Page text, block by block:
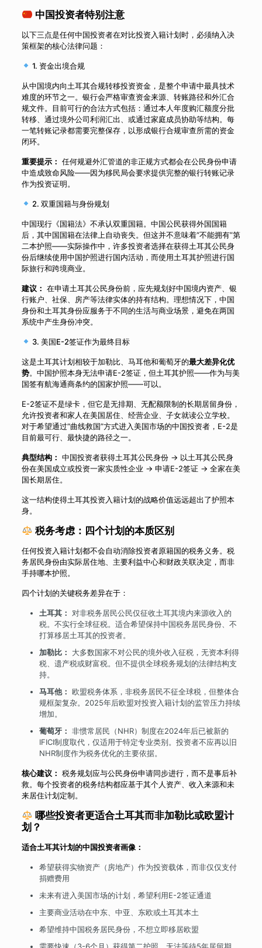
中国投资者特别注意
以下三点是任何中国投资者在对比投资入籍计划时，必须纳入决
策框架的核心法律问题：
1. 资金出境合规
从中国境内向土耳其合规转移投资资金，是整个申请中最具技术
难度的环节之一。银行会严格审查资金来源、转账路径和外汇合
规文件。目前可行的合法方式包括：通过本人年度购汇额度分批
转移、通过境外公司利润汇出、或通过家庭成员协助等结构。每
一笔转账记录都需要完整保存，以形成银行合规审查所需的资金
闭环。
重要提示： 任何规避外汇管道的非正规方式都会在公民身份申请
中造成致命风险——因为移民局会要求提供完整的银行转账记录
作为投资证明。
2. 双重国籍与身份规划
中国现行《国籍法》不承认双重国籍。中国公民获得外国国籍
后，其中国国籍在法律上自动丧失。但这并不意味着“不能拥有”第
二本护照——实际操作中，许多投资者选择在获得土耳其公民身
份后继续使用中国护照进行国内活动，而使用土耳其护照进行国
际旅行和跨境商业。
建议： 在申请土耳其公民身份前，应先规划好中国境内资产、银
行账户、社保、房产等法律实体的持有结构。理想情况下，中国
身份和土耳其身份应服务于不同的生活与商业场景，避免在两国
系统中产生身份冲突。
3. 美国E-2签证作为最终目标
这是土耳其计划相较于加勒比、马耳他和葡萄牙的最大差异化优
势。中国护照本身无法申请E-2签证，但土耳其护照——作为与美
国签有航海通商条约的国家护照——可以。
E-2签证不是绿卡，但它是无排期、无配额限制的长期居留身份，
允许投资者和家人在美国居住、经营企业、子女就读公立学校。
对于希望通过“曲线救国”方式进入美国市场的中国投资者，E-2是
目前最可行、最快捷的路径之一。
典型结构： 中国投资者获得土耳其公民身份 → 以土耳其公民身
份在美国成立或投资一家实质性企业 → 申请E-2签证 → 全家在美
国长期居住。
这一结构使得土耳其投资入籍计划的战略价值远远超出了护照本
身。
税务考虑：四个计划的本质区别
任何投资入籍计划都不会自动消除投资者原籍国的税务义务。税
务居民身份由实际居住地、主要利益中心和财政关联决定，而非
手持哪本护照。
四个计划的关键税务差异在于：
土耳其： 对非税务居民公民仅征收土耳其境内来源收入的
税。不实行全球征税。适合希望保持中国税务居民身份、不
打算移居土耳其的投资者。
加勒比：
大多数国家不对公民的境外收入征税，无资本利得
税、遗产税或财富税。但不提供全球税务规划的法律结构支
持。
马耳他： 欧盟税务体系，非税务居民不征全球税，但整体合
规框架复杂。2025年后欧盟对投资入籍计划的监管压力持续
增加。
葡萄牙： 非惯常居民（NHR）制度在2024年后已被新的
IFICI制度取代，仅适用于特定专业类别。投资者不应再以旧
NHR制度作为税务优化的主要依据。
核心建议： 税务规划应与公民身份申请同步进行，而不是事后补
救。每个投资者的税务结构都应基于其个人资产、收入来源和未
来居住计划定制。
哪些投资者更适合土耳其而非加勒比或欧盟计
划？
适合土耳其计划的中国投资者画像：
希望获得实物资产（房地产）作为投资载体，而非仅仅支付
捐赠费用
未来有进入美国市场的计划，希望利用E-2签证通道
主要商业活动在中东、中亚、东欧或土耳其本土
希望维持中国税务居民身份，不想立即移居欧盟
需要快速（3-6个月）获得第二护照，无法等待5年居留期